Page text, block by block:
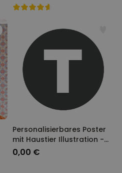
Personalisierbares Poster
mit Haustier Illustration -
Design
0,00 €